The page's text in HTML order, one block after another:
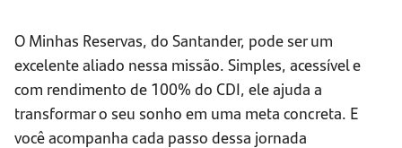
O Minhas Reservas, do Santander, pode ser um
excelente aliado nessa missão. Simples, acessível e
com rendimento de 100% do CDI, ele ajuda a
transformar o seu sonho em uma meta concreta. E
você acompanha cada passo dessa jornada